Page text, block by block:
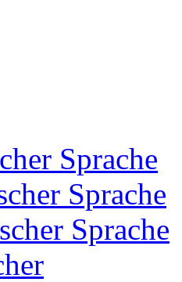
Sprache
Sprache
Sprache